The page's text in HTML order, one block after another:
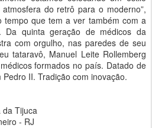
do retrô para o moderno”,
tempo que tem a ver também com a
Da quinta geração de médicos da
com orgulho, nas paredes de seu
tataravô, Manuel Leite Rollemberg
formados no país. Datado de
II. Tradição com inovação.
da Tijuca
- RJ